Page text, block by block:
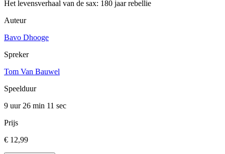
Het levensverhaal van de sax: 180 jaar rebellie
Auteur
Bavo Dhooge
Spreker
Tom Van Bauwel
Speelduur
9 uur 26 min 11 sec
Prijs
€ 12,99